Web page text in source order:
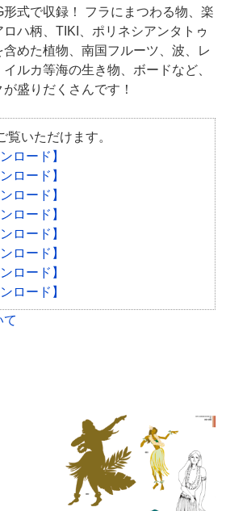
式で収録！ フラにまつわる物、楽
ハ柄、TIKI、ポリネシアンタトゥ
めた植物、南国フルーツ、波、レ
ルカ等海の生き物、ボードなど、
盛りだくさんです！
いただけます。
ロード】
ロード】
ロード】
ロード】
ロード】
ロード】
ロード】
ロード】
て